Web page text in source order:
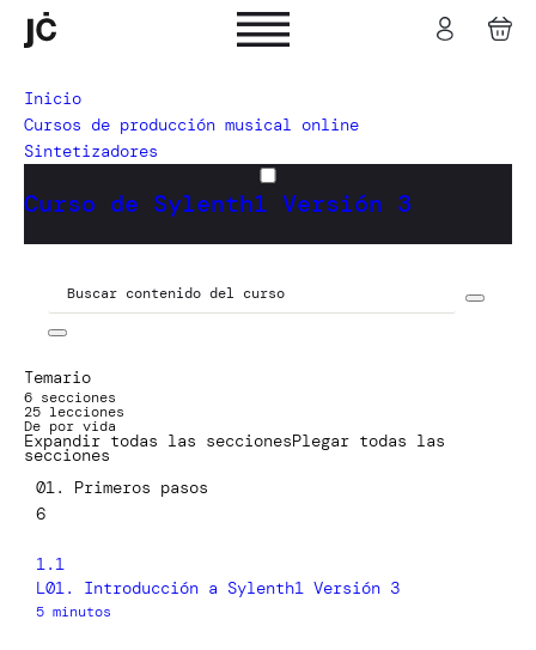
Inicio
Cursos de producción musical online
Sintetizadores
Curso de Sylenth1 Versión 3
Temario
6 secciones
25 lecciones
De por vida
Expandir todas las seccionesPlegar todas las
secciones
01. Primeros pasos
6
1.1
L01. Introducción a Sylenth1 Versión 3
5 minutos